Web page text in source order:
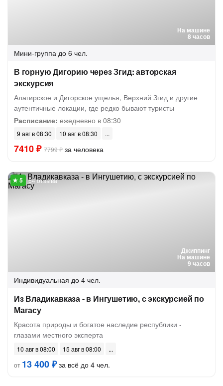
На машине
8 часов
Мини-группа до 6 чел.
В горную Дигорию через Згид: авторская
экскурсия
Алагирское и Дигорское ущелья, Верхний Згид и другие
аутентичные локации, где редко бывают туристы
Расписание: ежедневно в 08:30
9 авг в 08:30 10 авг в 08:30
7410 ₽ 7799 ₽ за человека
Джиппинг
На машине
9 часов
54 отзыва
Индивидуальная до 4 чел.
Из Владикавказа - в Ингушетию, с экскурсией по
Магасу
Красота природы и богатое наследие республики -
глазами местного эксперта
10 авг в 08:00
15 авг в 08:00
от 13 400 ₽за всё до 4 чел.